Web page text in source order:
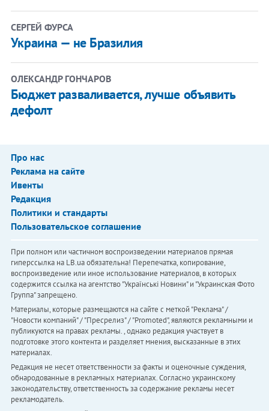
СЕРГЕЙ ФУРСА
Украина — не Бразилия
ОЛЕКСАНДР ГОНЧАРОВ
Бюджет разваливается, лучше объявить
дефолт
Про нас
Реклама на сайте
Ивенты
Редакция
Политики и стандарты
Пользовательское соглашение
При полном или частичном воспроизведении материалов прямая
гиперссылка на LB.ua обязательна! Перепечатка, копирование,
воспроизведение или иное использование материалов, в которых
содержится ссылка на агентство "Українськi Новини" и "Украинская Фото
Группа" запрещено.
Материалы, которые размещаются на сайте с меткой "Реклама" /
"Новости компаний" / "Пресрелиз" / "Promoted", являются рекламными и
публикуются на правах рекламы. , однако редакция участвует в
подготовке этого контента и разделяет мнения, высказанные в этих
материалах.
Редакция не несет ответственности за факты и оценочные суждения,
обнародованные в рекламных материалах. Согласно украинскому
законодательству, ответственность за содержание рекламы несет
рекламодатель.